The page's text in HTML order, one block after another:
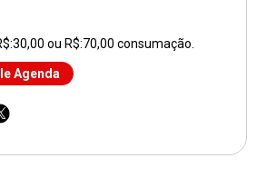
ou R$:70,00 consumação.
Agenda